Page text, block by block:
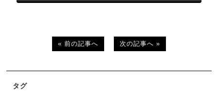
« 前の記事へ 次の記事へ »
タグ